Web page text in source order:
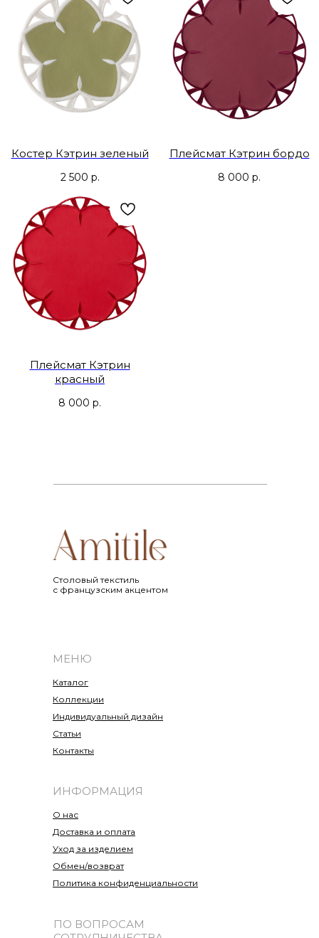
Костер Кэтрин зеленый
2 500 р.
Плейсмат Кэтрин бордо
8 000 р.
Плейсмат Кэтрин
красный
8 000 р.
Cтоловый текстиль
с французским акцентом
Каталог
Коллекции
Индивидуальный дизайн
Статьи
Контакты
МЕНЮ
О нас
Доставка и оплата
Уход за изделием
Обмен/возврат
Политика конфиденциальности
ИНФОРМАЦИЯ
ПО ВОПРОСАМ